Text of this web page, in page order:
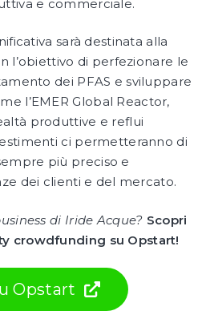
e commerciale.
sarà destinata alla
l’obiettivo di perfezionare le
dei PFAS e sviluppare
l’EMER Global Reactor,
produttive e reflui
ci permetteranno di
più preciso e
dei clienti e del mercato.
di Iride Acque? Scopri
crowdfunding su Opstart!
Opstart